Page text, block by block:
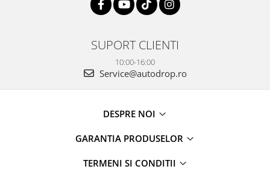
SUPORT CLIENTI
10:00-16:00
Service@autodrop.ro
DESPRE NOI
GARANTIA PRODUSELOR
TERMENI SI CONDITII